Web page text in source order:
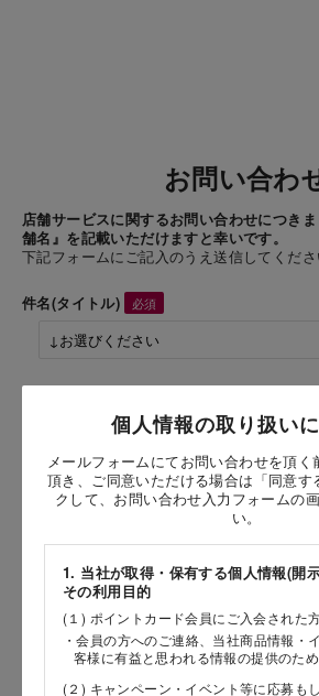
お問い合わ
店舗サービスに関するお問い合わせにつき
舗名』を記載いただけますと幸いです。
下記フォームにご記入のうえ送信してくださ
個人情報の取り扱い
メールフォームにてお問い合わせを頂
頂き、ご同意いただける場合は「同意す
クして、お問い合わせ入力フォームの
い。
1. 当社が取得・保有する個人情報(開
その利用目的
(１) ポイントカード会員にご入会された
・会員の方へのご連絡、当社商品情報・
客様に有益と思われる情報の提供のため
(２) キャンペーン・イベント等に応募も
件名(タイトル)
樽出し生ワイン(白)シャルドネ
お問い合わせ時氏名
［名］
（全角で入力してください）
お問い合わせ時氏名（カナ）